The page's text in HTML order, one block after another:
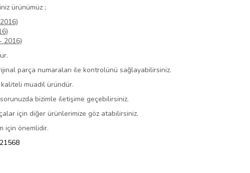
ürünümüz ;
2016)
parça numaraları ile kontrolünü sağlayabilirsiniz.
kaliteli muadil üründür.
sorunuzda bizimle iletişime geçebilirsiniz.
için diğer ürünlerimize göz atabilirsiniz.
için önemlidir.